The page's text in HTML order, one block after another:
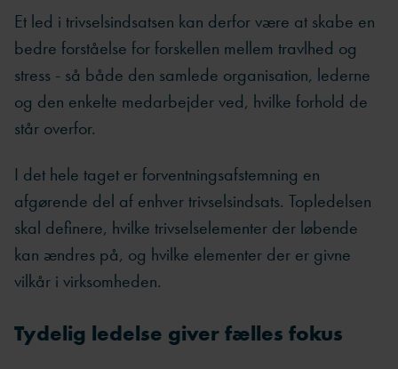
Et led i trivselsindsatsen kan derfor være at skabe en
bedre forståelse for forskellen mellem travlhed og
stress - så både den samlede organisation, lederne
og den enkelte medarbejder ved, hvilke forhold de
står overfor.
I det hele taget er forventningsafstemning en
afgørende del af enhver trivselsindsats. Topledelsen
skal definere, hvilke trivselselementer der løbende
kan ændres på, og hvilke elementer der er givne
vilkår i virksomheden.
Tydelig ledelse giver fælles fokus